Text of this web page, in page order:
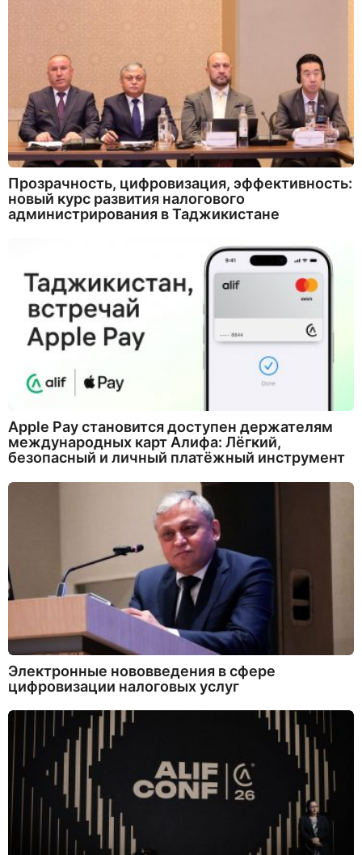
Прозрачность, цифровизация, эффективность:
новый курс развития налогового
администрирования в Таджикистане
Apple Pay становится доступен держателям
международных карт Алифа: Лёгкий,
безопасный и личный платёжный инструмент
Электронные нововведения в сфере
цифровизации налоговых услуг